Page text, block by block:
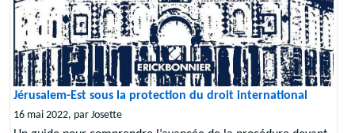
Jérusalem-Est sous la protection du droit international
16 mai 2022, par Josette